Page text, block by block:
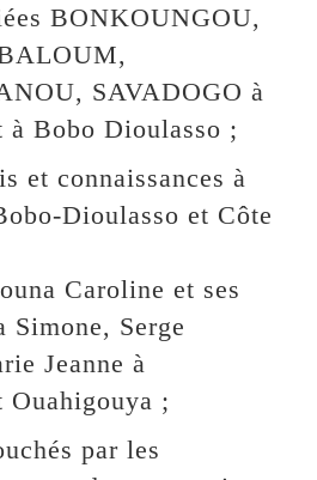
BONKOUNGOU,
SAVADOGO à
à Bobo Dioulasso ;
et connaissances à
Dioulasso et Côte
Caroline et ses
Simone, Serge
Jeanne à
Ouahigouya ;
par les